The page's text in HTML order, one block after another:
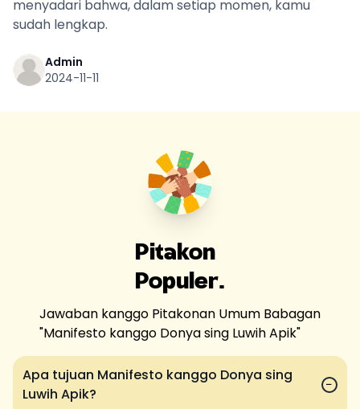
menyadari bahwa, dalam setiap momen, kamu
sudah lengkap.
Admin
2024-11-11
Pitakon
Populer.
Jawaban kanggo Pitakonan Umum Babagan
"Manifesto kanggo Donya sing Luwih Apik"
Apa tujuan Manifesto kanggo Donya sing
Luwih Apik?
−